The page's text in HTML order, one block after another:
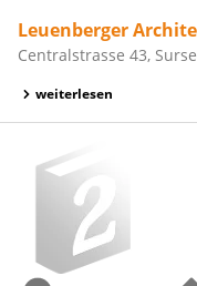
Leuenberger
Centralstrasse 43,
weiterlesen